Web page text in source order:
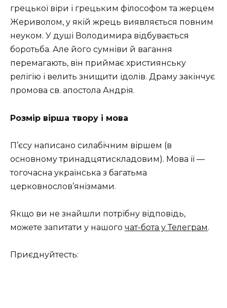
грецької віри і грецьким філософом та жерцем
Жериволом, у якій жрець виявляється повним
неуком. У душі Володимира відбувається
боротьба. Але його сумніви й вагання
перемагають, він приймає християнську
релігію і велить знищити ідолів. Драму закінчує
промова св. апостола Андрія.
Розмір вірша твору і мова
П’єсу написано силабічним віршем (в
основному тринадцятискладовим). Мова її —
тогочасна українська з багатьма
церковнослов’янізмами.
Якщо ви не знайшли потрібну відповідь,
можете запитати у нашого чат-бота у Телеграм.
Приєднуйтесть: